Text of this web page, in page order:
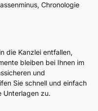
Chronologie
die Kanzlei entfallen,
bleiben bei Ihnen im
und
Sie schnell und einfach
Unterlagen zu.